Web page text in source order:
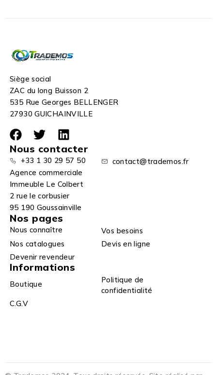
Siège social
ZAC du long Buisson 2
535 Rue Georges BELLENGER
27930 GUICHAINVILLE
Nous contacter
+33 1 30 29 57 50
contact@trademos.fr
Agence commerciale
Immeuble Le Colbert
2 rue le corbusier
95 190 Goussainville
Nos pages
Nous connaître
Vos besoins
Nos catalogues
Devis en ligne
Devenir revendeur
Informations
Boutique
Politique de
confidentialité
C.G.V